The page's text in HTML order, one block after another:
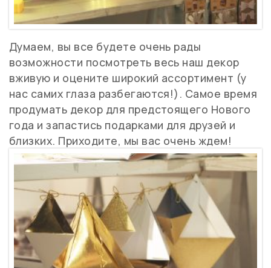
Думаем, вы все будете очень рады
возможности посмотреть весь наш декор
вживую и оцените широкий ассортимент (у
нас самих глаза разбегаются!). Самое время
продумать декор для предстоящего Нового
года и запастись подарками для друзей и
близких. Приходите, мы вас очень ждем!